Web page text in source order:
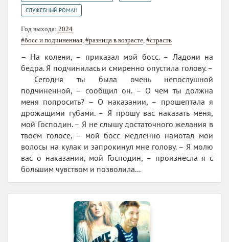
СЛУЖЕБНЫЙ РОМАН
Год выхода: 2024
#босс и подчиненная #разница в возрасте #страсть
– На колени, – приказал мой босс. – Ладони на
бедра. Я подчинилась и смиренно опустила голову. –
Сегодня ты была очень непослушной
подчиненной, – сообщил он. – О чем ты должна
меня попросить? – О наказании, – прошептала я
дрожащими губами. – Я прошу вас наказать меня,
мой Господин. – Я не слышу достаточного желания в
твоем голосе, – мой босс медленно намотал мои
волосы на кулак и запрокинул мне голову. – Я молю
вас о наказании, мой Господин, – произнесла я с
большим чувством и позволила...